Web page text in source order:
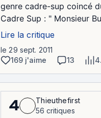
genre cadre-sup coincé
Cadre Sup : " Monsieur
Lire la critique
le 29 sept. 2011
169 j'aime
13
4
Thieuthefirst
56 critiques